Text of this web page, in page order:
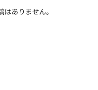
ありません。